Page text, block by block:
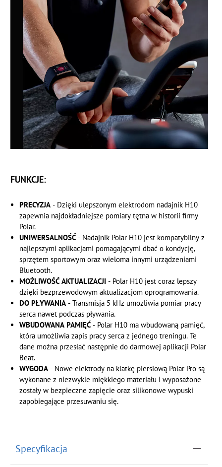
FUNKCJE:
PRECYZJA - Dzięki ulepszonym elektrodom nadajnik H10
zapewnia najdokładniejsze pomiary tętna w historii firmy
Polar.
UNIWERSALNOŚĆ - Nadajnik Polar H10 jest kompatybilny z
najlepszymi aplikacjami pomagającymi dbać o kondycję,
sprzętem sportowym oraz wieloma innymi urządzeniami
Bluetooth.
MOŻLIWOŚĆ AKTUALIZACJI - Polar H10 jest coraz lepszy
dzięki bezprzewodowym aktualizacjom oprogramowania.
DO PŁYWANIA - Transmisja 5 kHz umożliwia pomiar pracy
serca nawet podczas pływania.
WBUDOWANA PAMIĘĆ - Polar H10 ma wbudowaną pamięć,
która umożliwia zapis pracy serca z jednego treningu. Te
dane można przesłać następnie do darmowej aplikacji Polar
Beat.
WYGODA - Nowe elektrody na klatkę piersiową Polar Pro są
wykonane z niezwykle miękkiego materiału i wyposażone
zostały w bezpieczne zapięcie oraz silikonowe wypuski
zapobiegające przesuwaniu się.
Specyfikacja